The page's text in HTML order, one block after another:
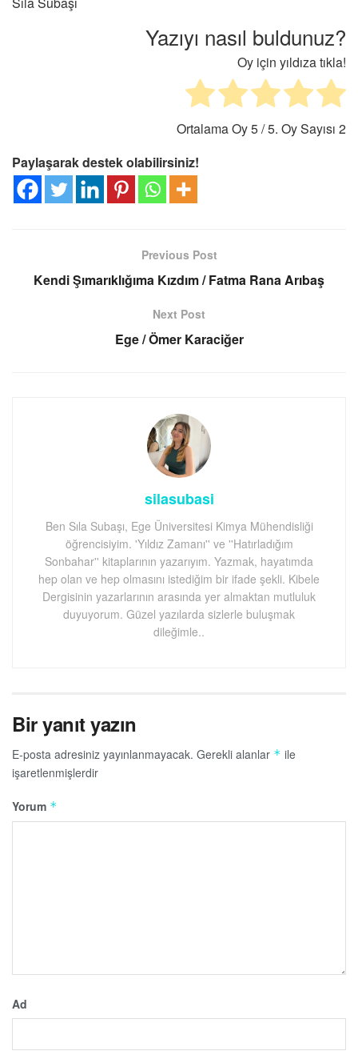
Yazıyı nasıl buldunuz?
Oy için yıldıza tıkla!
Ortalama Oy5/ 5. Oy Sayısı 2
Paylaşarak destek olabilirsiniz!
Previous Post
Kendi Şımarıklığıma Kızdım / Fatma Rana Arıbaş
Next Post
Ege / Ömer Karaciğer
silasubasi
Ben Sıla Subaşı, Ege Üniversitesi Kimya Mühendisliği
öğrencisiyim. 'Yıldız Zamanı'' ve ''Hatırladığım
Sonbahar'' kitaplarının yazarıyım. Yazmak, hayatımda
hep olan ve hep olmasını istediğim bir ifade şekli. Kibele
Dergisinin yazarlarının arasında yer almaktan mutluluk
duyuyorum. Güzel yazılarda sizlerle buluşmak
dileğimle..
Bir yanıt yazın
E-posta adresiniz yayınlanmayacak. Gerekli alanlar * ile
işaretlenmişlerdir
Yorum *
Ad